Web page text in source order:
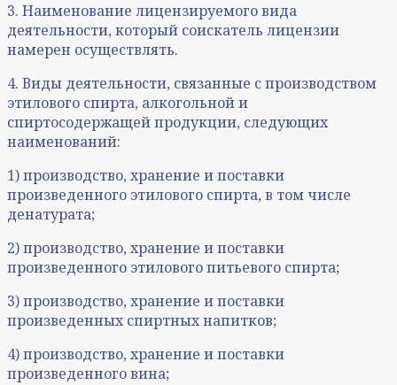
3. Наименование лицензируемого вида
деятельности, который соискатель лицензии
намерен осуществлять.
4. Виды деятельности, связанные с производством
этилового спирта, алкогольной и
спиртосодержащей продукции, следующих
наименований:
1) производство, хранение и поставки
произведенного этилового спирта, в том числе
денатурата;
2) производство, хранение и поставки
произведенного этилового питьевого спирта;
3) производство, хранение и поставки
произведенных спиртных напитков;
4) производство, хранение и поставки
произведенного вина;